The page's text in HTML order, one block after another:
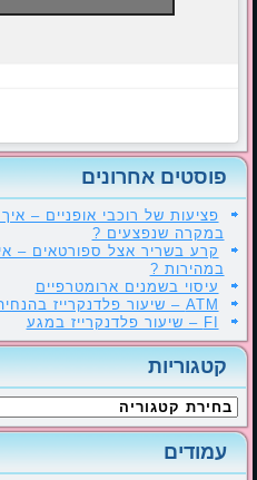
פוסטים אחרונים
פציעות של רוכבי אופניים –
במקרה שנפצעים ?
קרע בשריר אצל ספורטאים –
במהירות ?
עיסוי בשמנים ארומטרפיים
ATM – שיעור פלדנקרייז בהנחיה קבוצתית
FI – שיעור פלדנקרייז במגע
קטגוריות
קטגוריות
עמודים